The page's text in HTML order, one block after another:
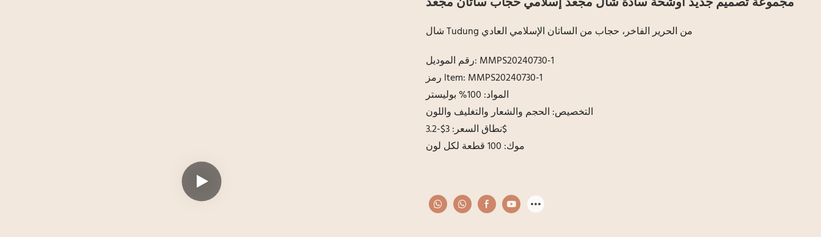
شال Tudung من الحرير الفاخر، حجاب من الساتان الإسلامي العادي
رقم الموديل: MMPS20240730-1
رمز ltem: MMPS20240730-1
المواد: 100% بوليستر
التخصيص: الحجم والشعار والتغليف واللون
نطاق السعر: 3$-3.2$
موك: 100 قطعة لكل لون